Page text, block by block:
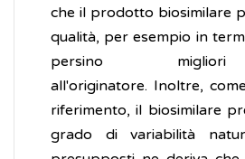
che il prodotto biosimilare
qualità, per esempio in
persino
all'originatore. Inoltre,
riferimento, il biosimilare
grado di variabilità